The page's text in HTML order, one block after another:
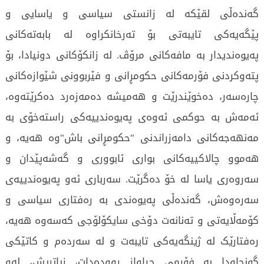
گەندەڵی لقێکە لە زانستی سیاسی و یاسایی و
پێگەیەکی تایبەتی بۆ تەرخانکراوە لە بابەتەکانی
پەیوەندیدار بە مافەکانی مرۆڤ. لە زانکۆکانی دونیادا، بۆ
پتەوکردنی فۆرمەکانی حکومڕانی و فێربوونی شێوازەکانی
چارەسەر، دەخوێندرێت و هەمیشە دەمەزەرد دەکرێتەوە،
ئەمەش بە حوکمی ئەوەی پەیوەندییەکی راستەخۆی بە
مەنهەجەکانی دامەزراندنی "حکومڕانی باش"وە هەیە، و
هەموو چالاکییەکانی بواری ئابووری و گەشەپێدان و
سەروەری یاسا لە خۆ دەگرێت. سەرباری ئەو پەیوەندییەی
سەرەوەش، گەندەڵی پەیوەندی بە رەفتاری سیاسی و
کۆمەڵایەتی و تەنانەت دۆخی سایکۆلۆجی کەسەوە هەیە،
رەفتارێک لە ژینگەیەکی تایبەت و لە سەردەم و کاتێکی